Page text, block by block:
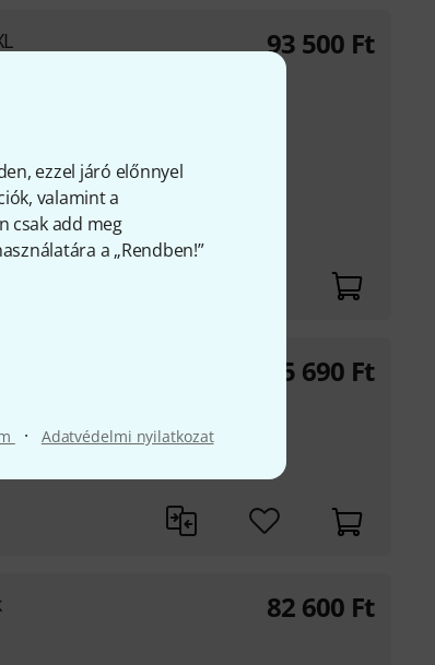
ezzel járó előnnyel
valamint a
csak add meg
a „Rendben!”
· Adatvédelmi nyilatkozat
max. 10 mm
szerelhető
93 500 Ft
85 690 Ft
82 600 Ft